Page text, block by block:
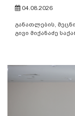
04.08.2026
განათლების,
გივი მიქანაძე